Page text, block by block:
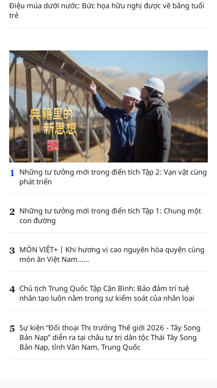
Điệu múa dưới nước: Bức họa hữu nghị được vẽ bằng tuổi
trẻ
1
Những tư tưởng mới trong điển tích Tập 2: Vạn vật cùng
phát triển
2 Những tư tưởng mới trong điển tích Tập 1: Chung một
con đường
3 MÓN VIỆT+丨Khi hương vị cao nguyên hòa quyện cùng
món ăn Việt Nam……
4 Chủ tịch Trung Quốc Tập Cận Bình: Bảo đảm trí tuệ
nhân tạo luôn nằm trong sự kiểm soát của nhân loại
5 Sự kiện “Đối thoại Thị trưởng Thế giới 2026 - Tây Song
Bản Nạp” diễn ra tại châu tự trị dân tộc Thái Tây Song
Bản Nạp, tỉnh Vân Nam, Trung Quốc